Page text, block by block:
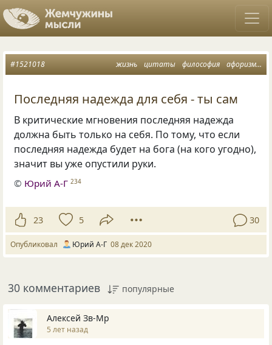
жизнь цитаты философия афоризмы
#1521018
Последняя надежда для себя - ты сам
В критические мгновения последняя надежда
должна быть только на себя. По тому, что если
последняя надежда будет на бога (на кого угодно),
значит вы уже опустили руки.
© Юрий А-Г 234
23 5 30
Опубликовал Юрий А-Г 08 дек 2020
30 комментариев популярные
Алексей Зв-Mp
5 лет назад